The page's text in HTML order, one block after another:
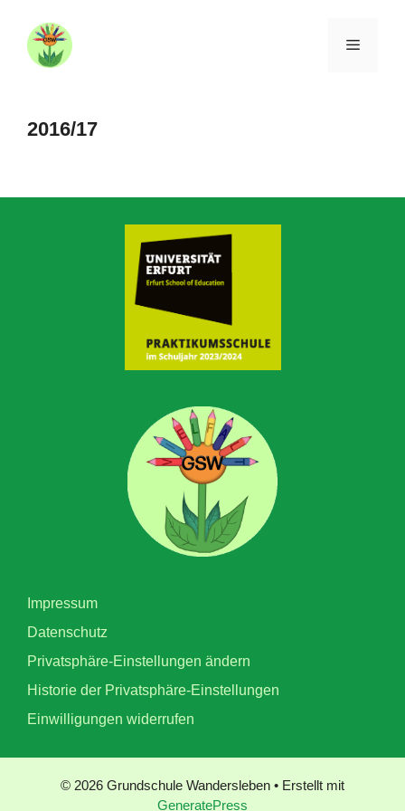
Inhalt
springen
Menü
2016/17
Impressum
Datenschutz
Privatsphäre-Einstellungen ändern
Historie der Privatsphäre-Einstellungen
Einwilligungen widerrufen
© 2026 Grundschule Wandersleben • Erstellt mit
GeneratePress